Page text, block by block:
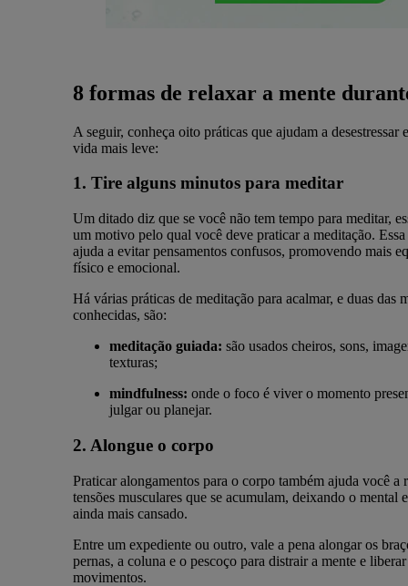
8 formas de relaxar a mente
A seguir, conheça oito práticas que ajudam a desestressar
vida mais leve:
1. Tire alguns minutos para meditar
Um ditado diz que se você não tem tempo para meditar,
um motivo pelo qual você deve praticar a meditação.
ajuda a evitar pensamentos confusos, promovendo mais
físico e emocional.
Há várias práticas de meditação para acalmar, e duas das
conhecidas, são:
meditação guiada: são usados cheiros, sons,
texturas;
mindfulness: onde o foco é viver o momento
julgar ou planejar.
2. Alongue o corpo
Praticar alongamentos para o corpo também ajuda você a
tensões musculares que se acumulam, deixando o mental
ainda mais cansado.
Entre um expediente ou outro, vale a pena alongar os
pernas, a coluna e o pescoço para distrair a mente e
movimentos.